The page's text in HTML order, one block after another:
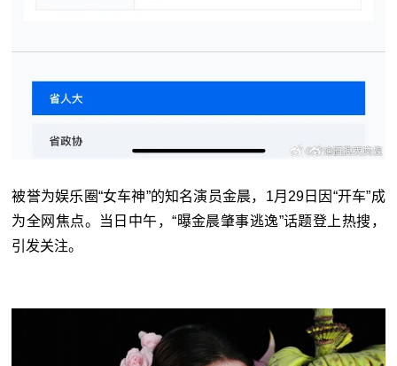
被誉为娱乐圈“女车神”的知名演员金晨，1月29日因“开车”成
为全网焦点。当日中午，“曝金晨肇事逃逸”话题登上热搜，
引发关注。